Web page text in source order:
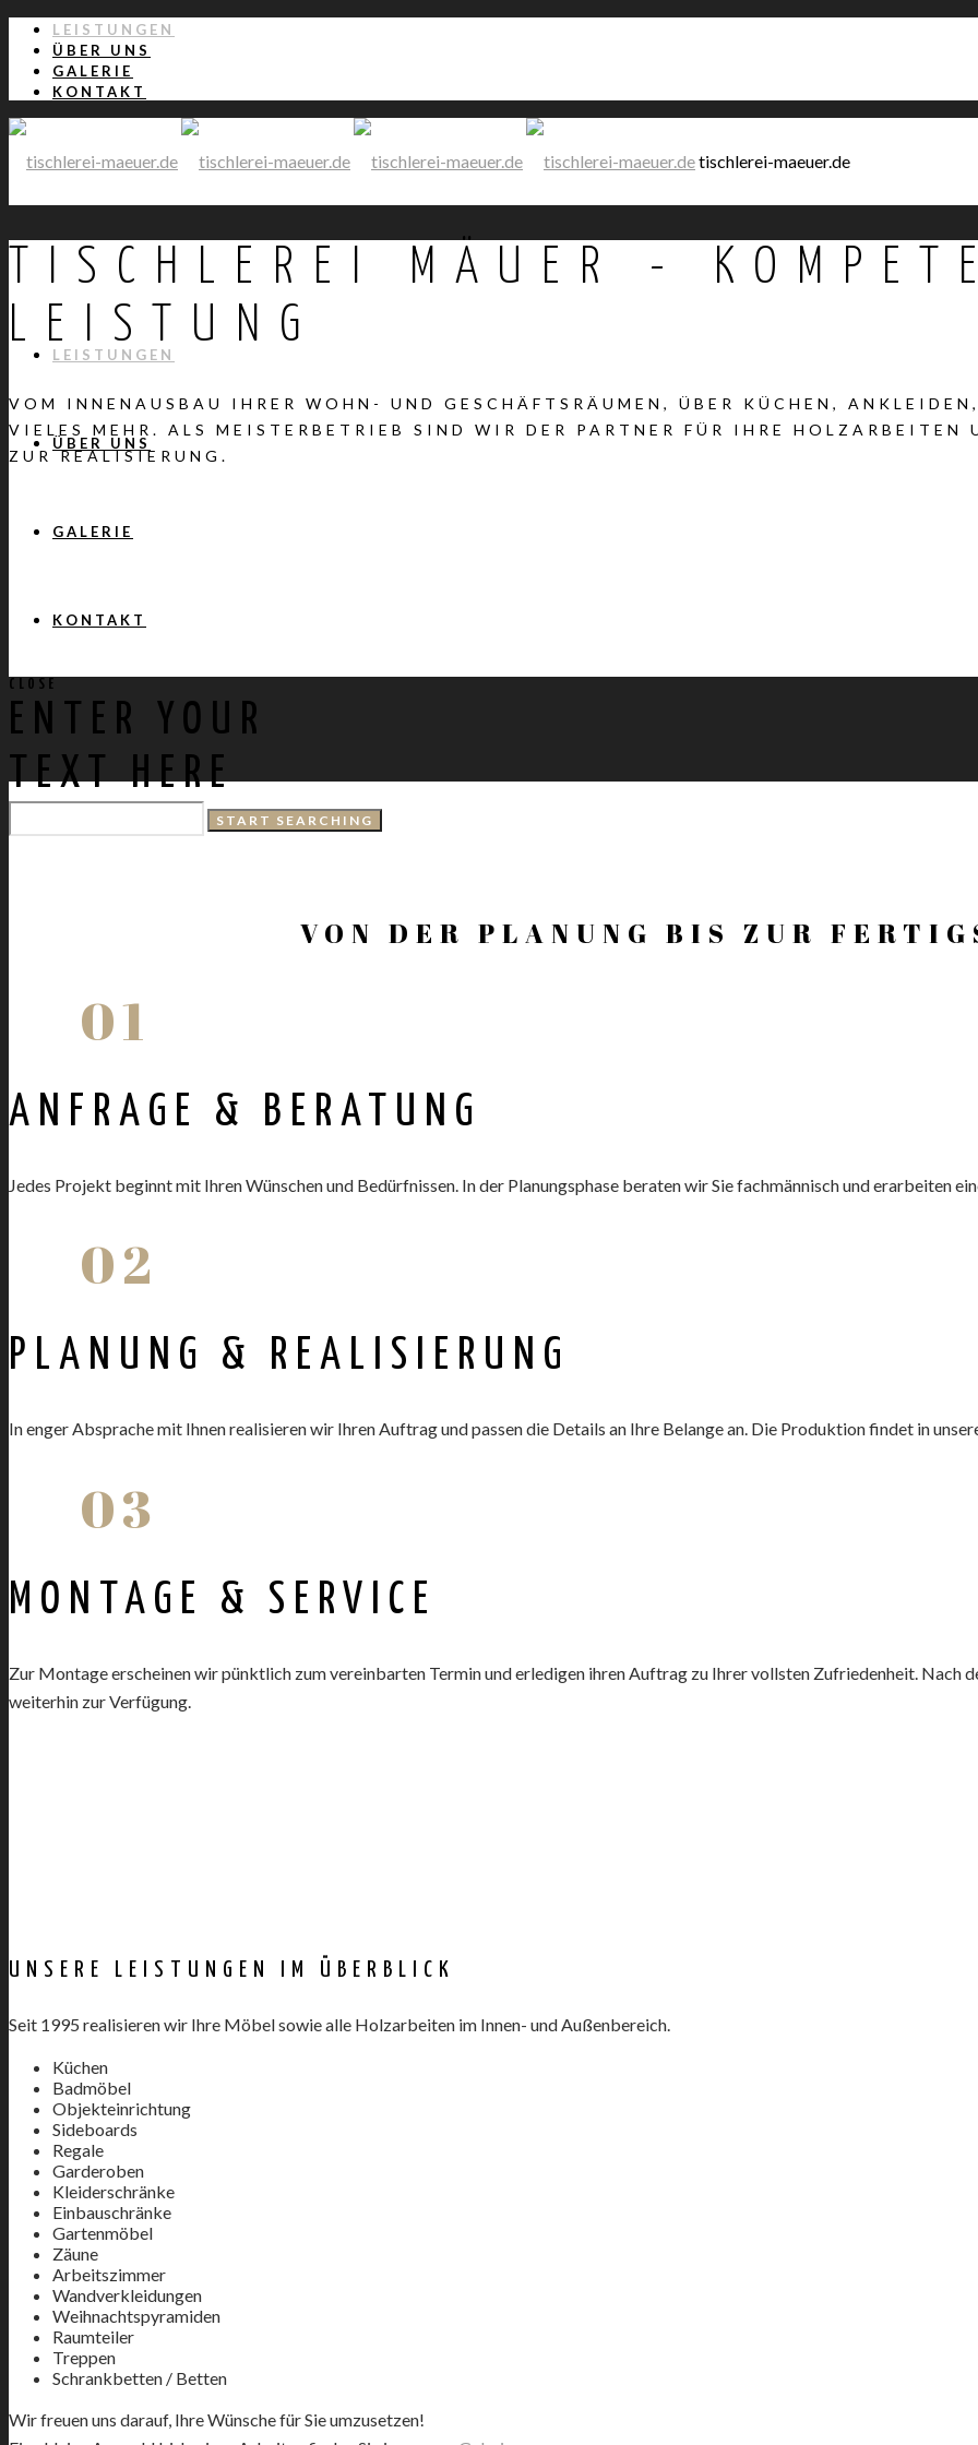
LEISTUNGEN
ÜBER UNS
GALERIE
KONTAKT
tischlerei-maeuer.de
LEISTUNGEN
ÜBER UNS
GALERIE
KONTAKT
TISCHLEREI MÄUER -
LEISTUNG
VOM INNENAUSBAU IHRER WOHN- UND GESCHÄFTSRÄUMEN, ÜBER KÜCHEN,
VIELES MEHR. ALS MEISTERBETRIEB SIND WIR DER PARTNER FÜR IHRE HOLZARBEITEN
ZUR REALISIERUNG.
CLOSE
ENTER YOUR
TEXT HERE
VON DER PLANUNG BIS ZUR
01
ANFRAGE & BERATUNG
Jedes Projekt beginnt mit Ihren Wünschen und Bedürfnissen. In der Planungsphase beraten wir Sie fachmännisch und erarbeiten
02
PLANUNG & REALISIERUNG
In enger Absprache mit Ihnen realisieren wir Ihren Auftrag und passen die Details an Ihre Belange an. Die Produktion findet in
03
MONTAGE & SERVICE
Zur Montage erscheinen wir pünktlich zum vereinbarten Termin und erledigen ihren Auftrag zu Ihrer vollsten Zufriedenheit. Nach
weiterhin zur Verfügung.
UNSERE LEISTUNGEN IM ÜBERBLICK
Seit 1995 realisieren wir Ihre Möbel sowie alle Holzarbeiten im Innen- und Außenbereich.
Küchen
Badmöbel
Objekteinrichtung
Sideboards
Regale
Garderoben
Kleiderschränke
Einbauschränke
Gartenmöbel
Zäune
Arbeitszimmer
Wandverkleidungen
Weihnachtspyramiden
Raumteiler
Treppen
Schrankbetten / Betten
Wir freuen uns darauf, Ihre Wünsche für Sie umzusetzen!